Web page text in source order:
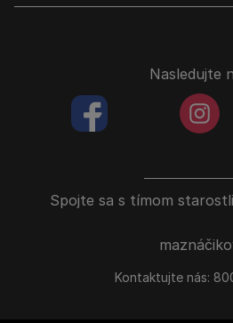
Spojte sa s tímom
Kontaktujte nás:
Nasledujte
facebookColored